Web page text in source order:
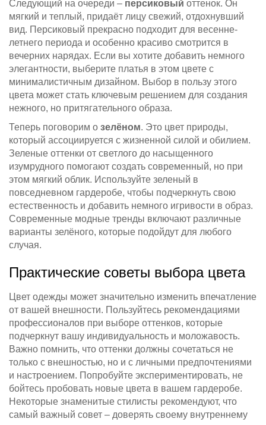
Следующий на очереди – персиковый оттенок. Он
мягкий и теплый, придаёт лицу свежий, отдохнувший
вид. Персиковый прекрасно подходит для весенне-
летнего периода и особенно красиво смотрится в
вечерних нарядах. Если вы хотите добавить немного
элегантности, выберите платья в этом цвете с
минималистичным дизайном. Выбор в пользу этого
цвета может стать ключевым решением для создания
нежного, но притягательного образа.
Теперь поговорим о зелёном. Это цвет природы,
который ассоциируется с жизненной силой и обилием.
Зеленые оттенки от светлого до насыщенного
изумрудного помогают создать современный, но при
этом мягкий облик. Используйте зеленый в
повседневном гардеробе, чтобы подчеркнуть свою
естественность и добавить немного игривости в образ.
Современные модные тренды включают различные
варианты зелёного, которые подойдут для любого
случая.
Практические советы выбора цвета
Цвет одежды может значительно изменить впечатление
от вашей внешности. Пользуйтесь рекомендациями
профессионалов при выборе оттенков, которые
подчеркнут вашу индивидуальность и моложавость.
Важно помнить, что оттенки должны сочетаться не
только с внешностью, но и с личными предпочтениями
и настроением. Попробуйте экспериментировать, не
бойтесь пробовать новые цвета в вашем гардеробе.
Некоторые знаменитые стилисты рекомендуют, что
самый важный совет – доверять своему внутреннему